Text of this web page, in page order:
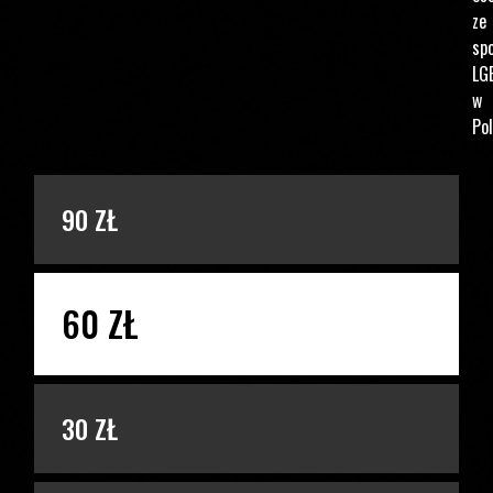
ze
w
90 ZŁ
60 ZŁ
30 ZŁ
PODAJ KWOTĘ